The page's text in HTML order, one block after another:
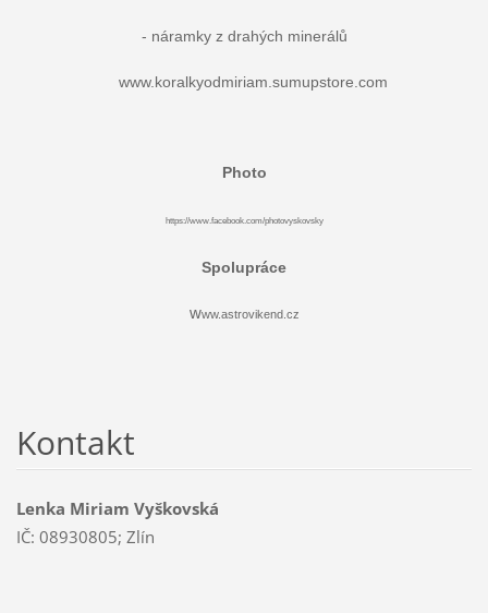
- náramky z drahých minerálů
www.koralkyodmiriam.sumupstore.com
Photo
https://www.facebook.com/photovyskovsky
Spolupráce
www.astrovikend.cz
Kontakt
Lenka Miriam Vyškovská
IČ: 08930805; Zlín